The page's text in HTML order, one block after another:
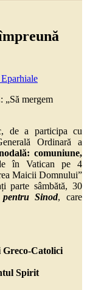
de a participa cu
Ordinară a
comuniune,
în Vatican pe 4
Maicii Domnului”
parte sâmbătă, 30
Sinod, care
Catolici
Spirit